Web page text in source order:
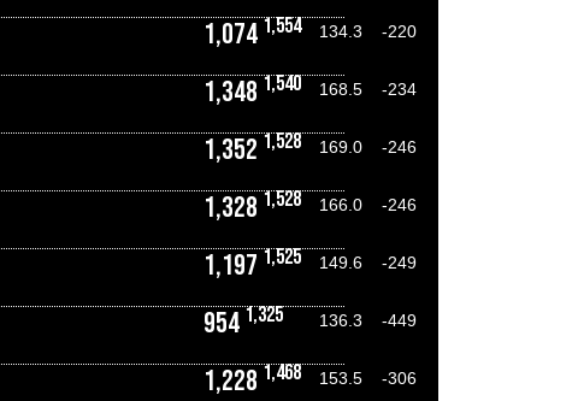
1,074 1,554 134.3
-220
1,348 1,540 168.5
-234
1,352 1,528 169.0
-246
1,328 1,528 166.0
-246
1,197 1,525 149.6
-249
9541,325 136.3
-449
1,228 1,468 153.5
-306